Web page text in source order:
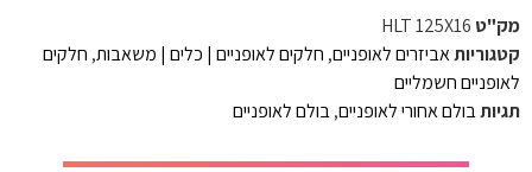
מק"ט HLT 125X16
קטגוריותאביזרים לאופניים, חלקים לאופניים | כלים | משאבות, חלקים
לאופניים חשמליים
תגיותבולם אחורי לאופניים,בולם לאופניים